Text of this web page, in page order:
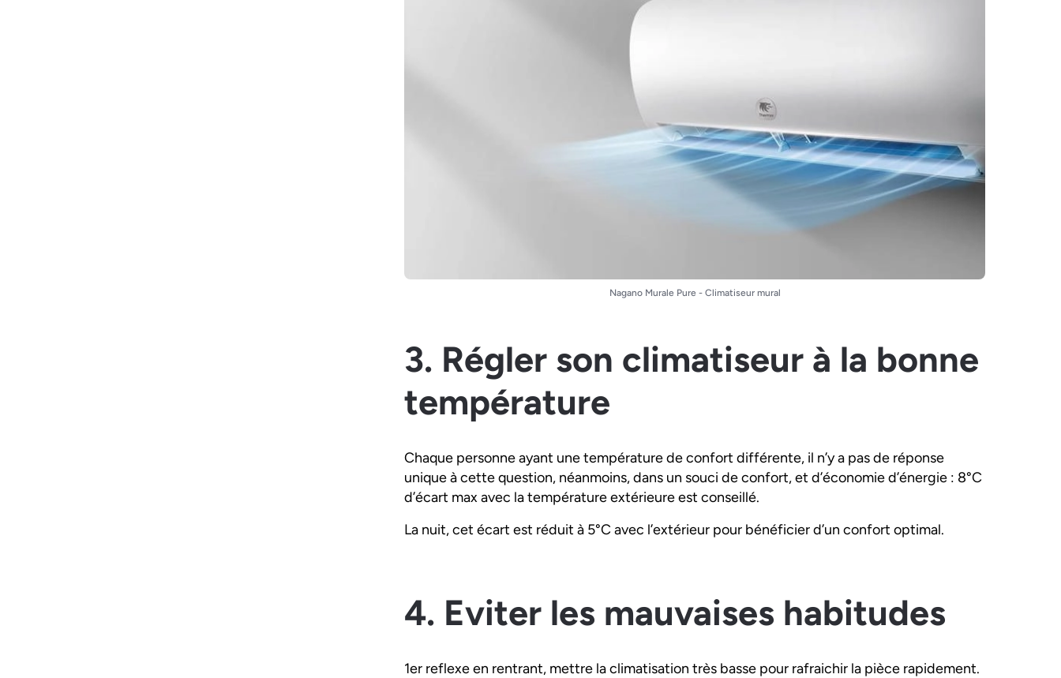
Nagano Murale Pure - Climatiseur mural
3. Régler son climatiseur à la bonne
température
Chaque personne ayant une température de confort différente, il n’y a pas de réponse
unique à cette question, néanmoins, dans un souci de confort, et d’économie d’énergie : 8°C
d’écart max avec la température extérieure est conseillé.
La nuit, cet écart est réduit à 5°C avec l’extérieur pour bénéficier d’un confort optimal.
4. Eviter les mauvaises habitudes
1er reflexe en rentrant, mettre la climatisation très basse pour rafraichir la pièce rapidement.